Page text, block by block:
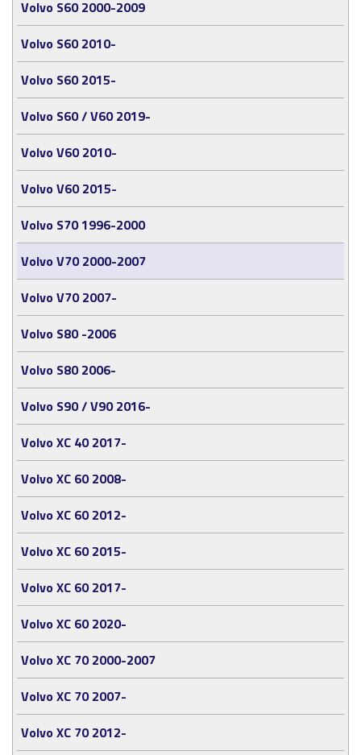
Volvo S60 2000-2009
Volvo S60 2010-
Volvo S60 2015-
Volvo S60 / V60 2019-
Volvo V60 2010-
Volvo V60 2015-
Volvo S70 1996-2000
Volvo V70 2000-2007
Volvo V70 2007-
Volvo S80 -2006
Volvo S80 2006-
Volvo S90 / V90 2016-
Volvo XC 40 2017-
Volvo XC 60 2008-
Volvo XC 60 2012-
Volvo XC 60 2015-
Volvo XC 60 2017-
Volvo XC 60 2020-
Volvo XC 70 2000-2007
Volvo XC 70 2007-
Volvo XC 70 2012-